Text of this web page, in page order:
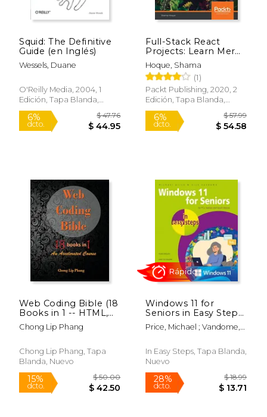
dcto. $ 13.16 dcto.
Squid: The Definitive
Guide (en Inglés)
Wessels, Duane
O'Reilly Media, 2004, 1
Edición, Tapa Blanda,
Nuevo
Full-Stack React
Projects: Learn Mern
Stack Development
by Building Modern
web Apps Using
Mongodb, Express,
React, and Node. Js,
Inglés)
Hoque, Shama
(1)
Packt Publishing, 2020, 2
Edición, Tapa Blanda,
Nuevo
Web Coding Bible (18
Books in 1 -- HTML,
CSS, Javascript, PHP,
SQL, XML, SVG,
Applet, ActionScript,
htaccess, jQuery,
many more): An
Accelerated Course
Chong Lip Phang
Chong Lip Phang, Tapa
Blanda, Nuevo
Windows 11 for
Seniors in Easy Steps
(en Inglés)
Price, Michael ; Vandome,
In Easy Steps, Tapa Blanda,
Nuevo